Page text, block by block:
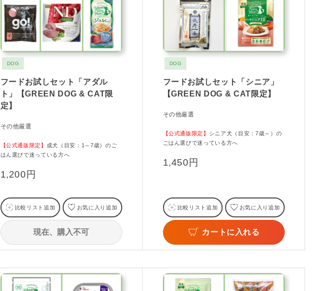
DOG
フードお試しセット「アダル
ト」【GREEN DOG & CAT限
定】
その他厳選
【公式通販限定】
成犬（目安：1～7歳）のご
はん選びで迷っている方へ
1,200円
比較リスト追加 お気に入り追加
現在、購入不可
DOG
フードお試しセット「シニア」
【GREEN DOG & CAT限定】
その他厳選
【公式通販限定】
シニア犬（目安：7歳～）の
ごはん選びで迷っている方へ
1,450円
比較リスト追加 お気に入り追加
カートに入れる